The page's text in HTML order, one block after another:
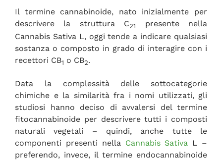
Il termine cannabinoide, nato inizialmente per
descrivere la struttura C21
presente nella
Cannabis Sativa L, oggi tende a indicare qualsiasi
sostanza o composto in grado di interagire con i
recettori CB1 o CB2.
Data la complessità delle sottocategorie
chimiche e la similarità fra i nomi utilizzati, gli
studiosi hanno deciso di avvalersi del termine
fitocannabinoide per descrivere tutti i composti
naturali vegetali – quindi, anche tutte le
componenti presenti nella Cannabis Sativa L –
preferendo, invece, il termine endocannabinoide